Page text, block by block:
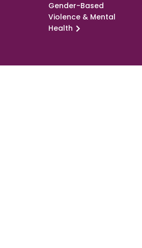
Gender-Based
Violence & Mental
Health